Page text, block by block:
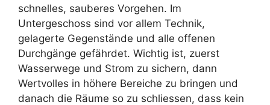
schnelles, sauberes Vorgehen. Im
Untergeschoss sind vor allem Technik,
gelagerte Gegenstände und alle offenen
Durchgänge gefährdet. Wichtig ist, zuerst
Wasserwege und Strom zu sichern, dann
Wertvolles in höhere Bereiche zu bringen und
danach die Räume so zu schliessen, dass kein